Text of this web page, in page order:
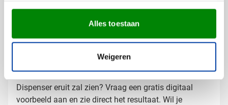
Alles toestaan
Weigeren
voor je logo of boodschap, wat zorgt voor langdurige
zichtbaarheid bij een dagelijkse activiteit.
Gratis digitaal voorbeeld van je
bedrukte vuilniszakdispenser
Benieuwd hoe jouw logo op de Leiren Zakjes
Dispenser eruit zal zien? Vraag een gratis digitaal
voorbeeld aan en zie direct het resultaat. Wil je